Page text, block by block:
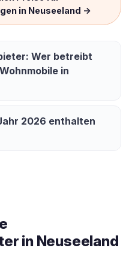
zu kaufen, darunter
2025
das nicht nach Tourist
basierend auf
ab ca. 80 NZD/Tag,
in Neuseeland →
Wer betreibt
in
2026 enthalten
in Neuseeland